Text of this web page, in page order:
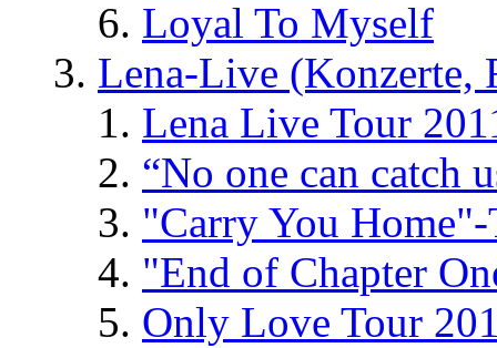
Loyal To Myself
Lena-Live (Konzerte,
Lena Live Tour
“No one can catch
"Carry You
"End of Chapter
Only Love Tour